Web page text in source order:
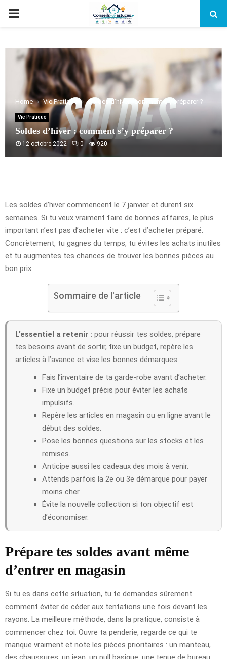
PRIMARY
Home Vie Pratique Soldes d’hiver : comment s’y préparer ?
Vie Pratique
Soldes d’hiver : comment s’y préparer ?
12 octobre 2022 0 920
Les soldes d’hiver commencent le 7 janvier et durent six
semaines. Si tu veux vraiment faire de bonnes affaires, le plus
important n’est pas d’acheter vite : c’est d’acheter préparé.
Concrètement, tu gagnes du temps, tu évites les achats inutiles
et tu augmentes tes chances de trouver les bonnes pièces au
bon prix.
Sommaire de l'article
L’essentiel a retenir : pour réussir tes soldes, prépare
tes besoins avant de sortir, fixe un budget, repère les
articles à l’avance et vise les bonnes démarques.
Fais l’inventaire de ta garde-robe avant d’acheter.
Fixe un budget précis pour éviter les achats
impulsifs.
Repère les articles en magasin ou en ligne avant le
début des soldes.
Pose les bonnes questions sur les stocks et les
remises.
Anticipe aussi les cadeaux des mois à venir.
Attends parfois la 2e ou 3e démarque pour payer
moins cher.
Évite la nouvelle collection si ton objectif est
d’économiser.
Prépare tes soldes avant même
d’entrer en magasin
Si tu es dans cette situation, tu te demandes sûrement
comment éviter de céder aux tentations une fois devant les
rayons. La meilleure méthode, dans la pratique, consiste à
commencer chez toi. Ouvre ta penderie, regarde ce qui te
manque vraiment et note les pièces prioritaires : un manteau,